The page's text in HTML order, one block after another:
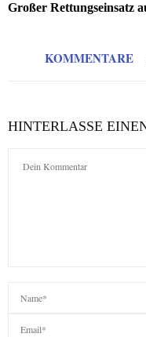
Großer Rettungseinsatz
KOMMENTARE
HINTERLASSE